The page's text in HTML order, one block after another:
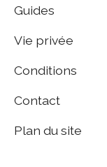
Guides
Vie privée
Conditions
Contact
Plan du site